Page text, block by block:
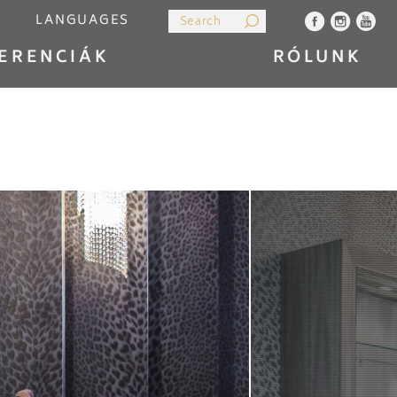
LANGUAGES
MAGYAR
ENGLISH
SLOVENSKÝ
RÓLUNK